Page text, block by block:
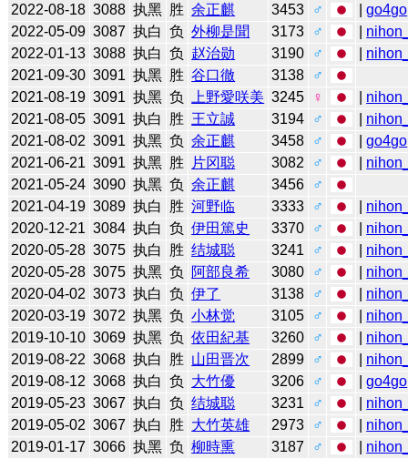
2022-08-18 3088 执黑 胜 余正麒 3453 ♂ |go4go
2022-05-09 3087 执白 负 外柳是聞 3173 ♂
2022-01-13 3088 执白 负 赵治勋 3190 ♂
2021-09-30 3091 执黑 胜 谷口徹 3138
♂
2021-08-19 3091 执黑 负 上野愛咲美 3245 ♀
2021-08-05 3091 执白 胜 王立誠 3194 ♂
2021-08-02 3091 执黑 负 余正麒 3458 ♂ |go4go
2021-06-21 3091 执黑 胜 片冈聪 3082 ♂
2021-05-24 3090 执黑 负 余正麒 3456
♂
2021-04-19 3089 执白 胜 河野临 3333 ♂
2020-12-21 3084 执白 负 伊田篤史 3370 ♂
2020-05-28 3075 执白 胜 结城聪 3241 ♂
2020-05-28 3075 执黑 负 阿部良希 3080 ♂
2020-04-02 3073 执白 负 伊了 3138 ♂
2020-03-19 3072 执黑 负 小林觉 3105 ♂
2019-10-10 3069 执黑 负 依田紀基 3260 ♂
2019-08-22 3068 执白 胜 山田晋次 2899 ♂
2019-08-12 3068 执白 负 大竹優 3206 ♂ |go4go
2019-05-23 3067 执白 负 结城聪 3231 ♂
2019-05-02 3067 执白 胜 大竹英雄 2973 ♂
2019-01-17 3066 执黑 负 柳時熏 3187 ♂